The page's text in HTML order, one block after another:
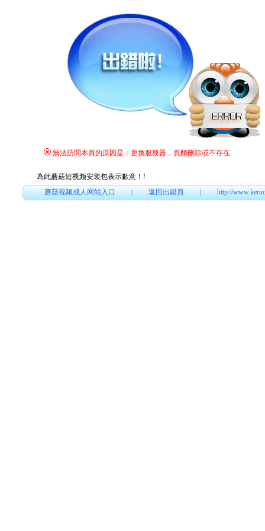
無法訪問本頁的原因是：更換服務器，頁麵刪除或不存在
為此蘑菇短视频安装包表示歉意！ !
蘑菇视频成人网站入口|返回出錯頁|http://